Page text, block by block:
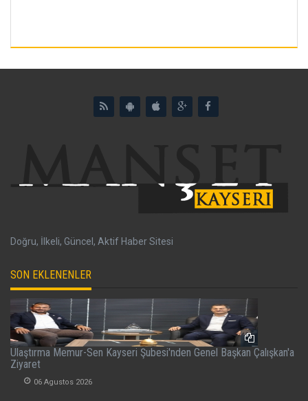
Doğru, İlkeli, Güncel, Aktif Haber Sitesi
SON EKLENENLER
Ulaştırma Memur-Sen Kayseri Şubesi'nden Genel Başkan Çalışkan'a
Ziyaret
06 Agustos 2026